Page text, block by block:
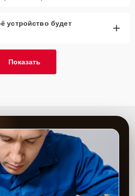
устройство будет
+
Показать